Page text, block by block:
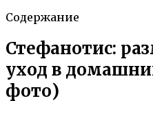
Содержание
Стефанотис:
уход в
фото)